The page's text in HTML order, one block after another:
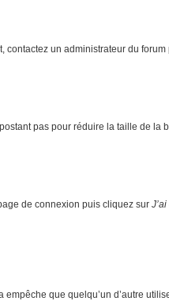
un administrateur du
pas pour réduire la taille de
de connexion puis cliquez sur
que quelqu’un d’autre